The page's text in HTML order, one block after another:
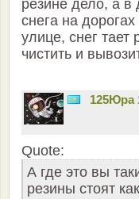
резине дело, а в
снега на
улице, снег тает
чистить и
125Юра
Quote:
А где это вы
резины стоят